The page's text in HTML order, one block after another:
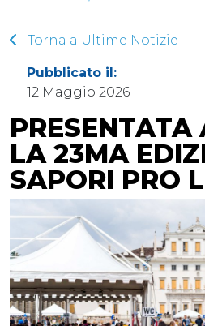
Torna a Ultime Notizie
Pubblicato il:
12 Maggio 2026
PRESENTATA
LA 23MA
SAPORI PRO